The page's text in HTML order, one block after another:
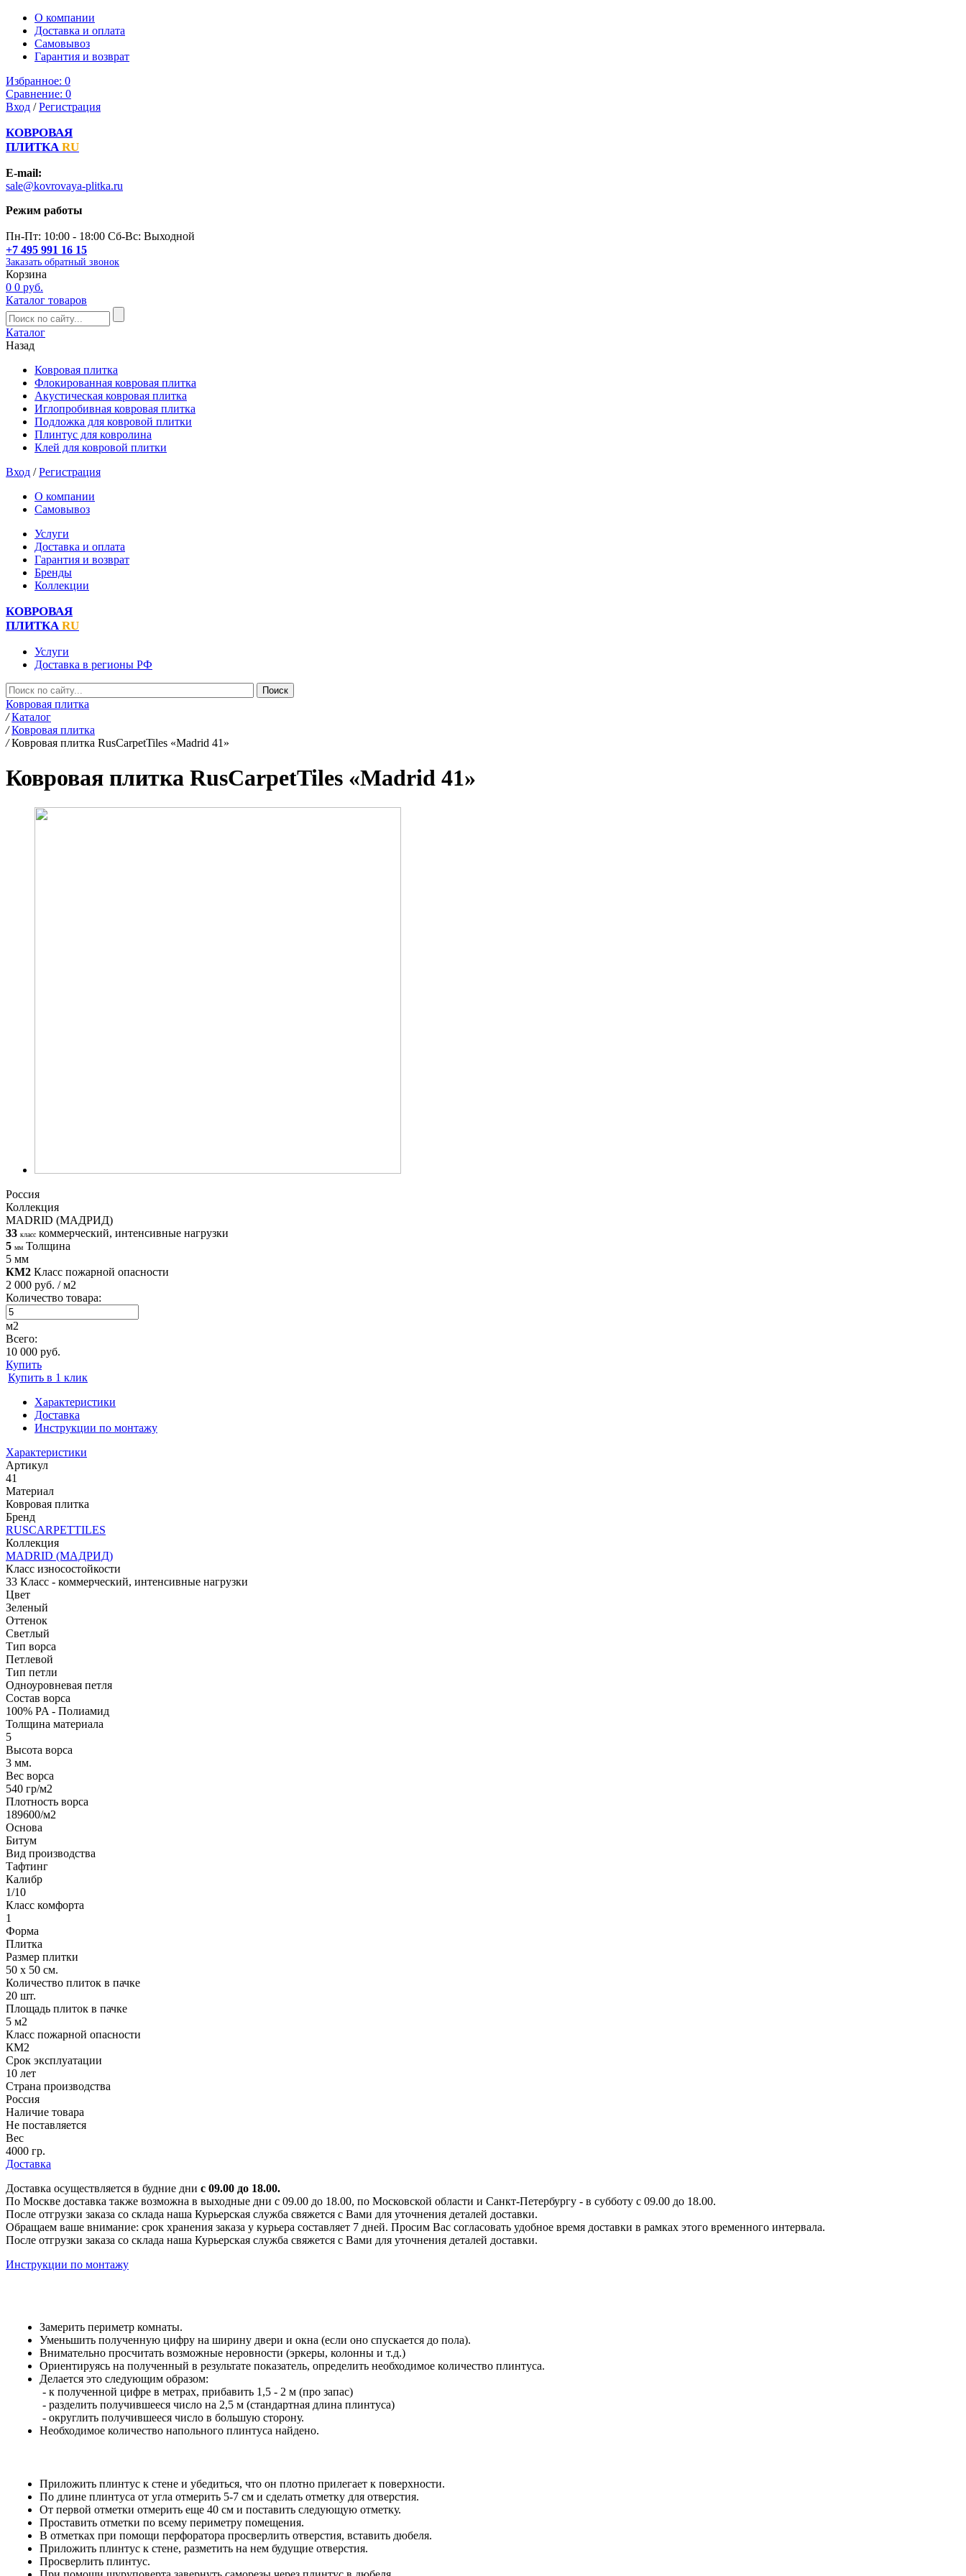
О компании
Доставка и оплата
Самовывоз
Гарантия и возврат
Избранное: 0
Сравнение: 0
Вход /Регистрация
КОВРОВАЯ
ПЛИТКА RU
E-mail:
sale@kovrovaya-plitka.ru
Режим работы
Пн-Пт: 10:00 - 18:00 Сб-Вс: Выходной
+7 495 991 16 15
Заказать обратный звонок
Корзина
0 0 руб.
Каталог товаров
Каталог
Назад
Ковровая плитка
Флокированная ковровая плитка
Акустическая ковровая плитка
Иглопробивная ковровая плитка
Подложка для ковровой плитки
Плинтус для ковролина
Клей для ковровой плитки
Вход /Регистрация
О компании
Самовывоз
Услуги
Доставка и оплата
Гарантия и возврат
Бренды
Коллекции
КОВРОВАЯ
ПЛИТКА RU
Услуги
Доставка в регионы РФ
Ковровая плитка
/ Каталог
/ Ковровая плитка
/ Ковровая плитка RusCarpetTiles «Madrid 41»
Ковровая плитка RusCarpetTiles «Madrid 41»
Россия
Коллекция
MADRID (МАДРИД)
33 класс коммерческий, интенсивные нагрузки
5 мм Толщина
5 мм
КМ2 Класс пожарной опасности
2 000 руб. / м2
Количество товара:
м2
Всего:
10 000 руб.
Купить
Купить в 1 клик
Характеристики
Доставка
Инструкции по монтажу
Характеристики
Артикул
41
Материал
Ковровая плитка
Бренд
RUSCARPETTILES
Коллекция
MADRID (МАДРИД)
Класс износостойкости
33 Класс - коммерческий, интенсивные нагрузки
Цвет
Зеленый
Оттенок
Светлый
Тип ворса
Петлевой
Тип петли
Одноуровневая петля
Состав ворса
100% PA - Полиамид
Толщина материала
5
Высота ворса
3 мм.
Вес ворса
540 гр/м2
Плотность ворса
189600/м2
Основа
Битум
Вид производства
Тафтинг
Калибр
1/10
Класс комфорта
1
Форма
Плитка
Размер плитки
50 х 50 см.
Количество плиток в пачке
20 шт.
Площадь плиток в пачке
5 м2
Класс пожарной опасности
КМ2
Срок эксплуатации
10 лет
Страна производства
Россия
Наличие товара
Не поставляется
Вес
4000 гр.
Доставка
Доставка осуществляется в будние дни с 09.00 до 18.00.
По Москве доставка также возможна в выходные дни с 09.00 до 18.00, по Московской области и Санкт-Петербургу - в субботу с 09.00 до 18.00.
После отгрузки заказа со склада наша Курьерская служба свяжется с Вами для уточнения деталей доставки.
Обращаем ваше внимание: срок хранения заказа у курьера составляет 7 дней. Просим Вас согласовать удобное время доставки в рамках этого временного интервала.
После отгрузки заказа со склада наша Курьерская служба свяжется с Вами для уточнения деталей доставки.
Инструкции по монтажу
Замерить периметр комнаты.
Уменьшить полученную цифру на ширину двери и окна (если оно спускается до пола).
Внимательно просчитать возможные неровности (эркеры, колонны и т.д.)
Ориентируясь на полученный в результате показатель, определить необходимое количество плинтуса.
Делается это следующим образом:
- к полученной цифре в метрах, прибавить 1,5 - 2 м (про запас)
- разделить получившееся число на 2,5 м (стандартная длина плинтуса)
- округлить получившееся число в большую сторону.
Необходимое количество напольного плинтуса найдено.
Приложить плинтус к стене и убедиться, что он плотно прилегает к поверхности.
По длине плинтуса от угла отмерить 5-7 см и сделать отметку для отверстия.
От первой отметки отмерить еще 40 см и поставить следующую отметку.
Проставить отметки по всему периметру помещения.
В отметках при помощи перфоратора просверлить отверстия, вставить дюбеля.
Приложить плинтус к стене, разметить на нем будущие отверстия.
Просверлить плинтус.